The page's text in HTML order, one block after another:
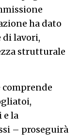
ha dato
di lavori,
strutturale
e la
– proseguirà